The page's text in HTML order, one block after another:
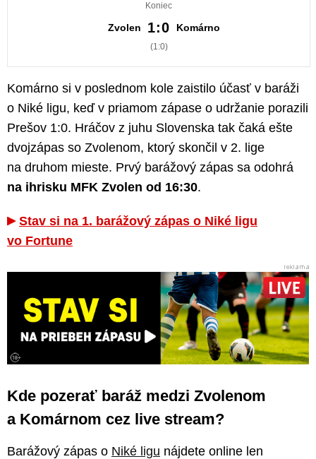
Koniec
Zvolen 1:0 Komárno
(1:0)
Komárno si v poslednom kole zaistilo účasť v baráži
o Niké ligu, keď v priamom zápase o udržanie porazili
Prešov 1:0. Hráčov z juhu Slovenska tak čaká ešte
dvojzápas so Zvolenom, ktorý skončil v 2. lige
na druhom mieste. Prvý barážový zápas sa odohrá
na ihrisku MFK Zvolen od 16:30.
Stav si na 1. barážový zápas o Niké ligu
vo Fortune
Kde pozerať baráž medzi Zvolenom
a Komárnom cez live stream?
Barážový zápas o Niké ligu nájdete online len